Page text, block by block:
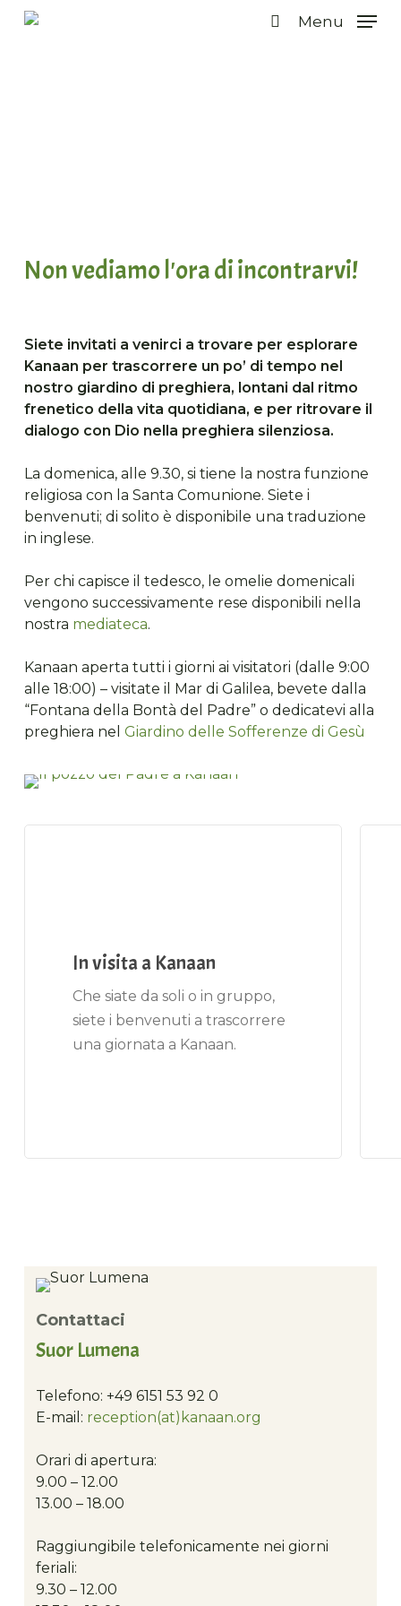
Menu
Non vediamo l'ora di incontrarvi!
Siete invitati a venirci a trovare per esplorare
Kanaan per trascorrere un po’ di tempo nel
nostro giardino di preghiera, lontani dal ritmo
frenetico della vita quotidiana, e per ritrovare il
dialogo con Dio nella preghiera silenziosa.
La domenica, alle 9.30, si tiene la nostra funzione
religiosa con la Santa Comunione. Siete i
benvenuti; di solito è disponibile una traduzione
in inglese.
Per chi capisce il tedesco, le omelie domenicali
vengono successivamente rese disponibili nella
nostra mediateca.
Kanaan aperta tutti i giorni ai visitatori (dalle 9:00
alle 18:00) – visitate il Mar di Galilea, bevete dalla
“Fontana della Bontà del Padre” o dedicatevi alla
preghiera nel Giardino delle Sofferenze di Gesù
In visita a Kanaan
Che siate da soli o in gruppo,
siete i benvenuti a trascorrere
una giornata a Kanaan.
Contattaci
Suor Lumena
Telefono: +49 6151 53 92 0
E-mail: reception(at)kanaan.org
Orari di apertura:
9.00 – 12.00
13.00 – 18.00
Raggiungibile telefonicamente nei giorni
feriali:
9.30 – 12.00